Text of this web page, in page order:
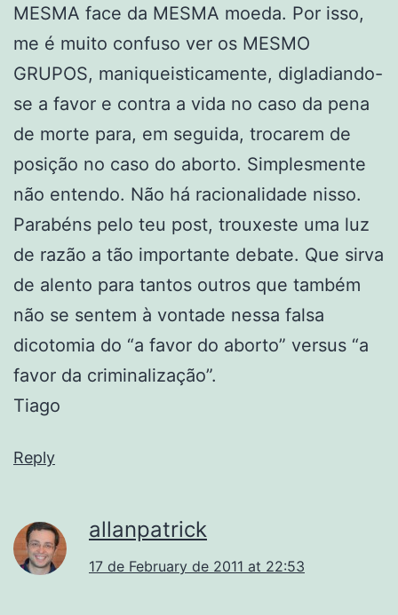
MESMA face da MESMA moeda. Por isso,
me é muito confuso ver os MESMO
GRUPOS, maniqueisticamente, digladiando-
se a favor e contra a vida no caso da pena
de morte para, em seguida, trocarem de
posição no caso do aborto. Simplesmente
não entendo. Não há racionalidade nisso.
Parabéns pelo teu post, trouxeste uma luz
de razão a tão importante debate. Que sirva
de alento para tantos outros que também
não se sentem à vontade nessa falsa
dicotomia do “a favor do aborto” versus “a
favor da criminalização”.
Tiago
Reply
allanpatrick
17 de February de 2011 at 22:53